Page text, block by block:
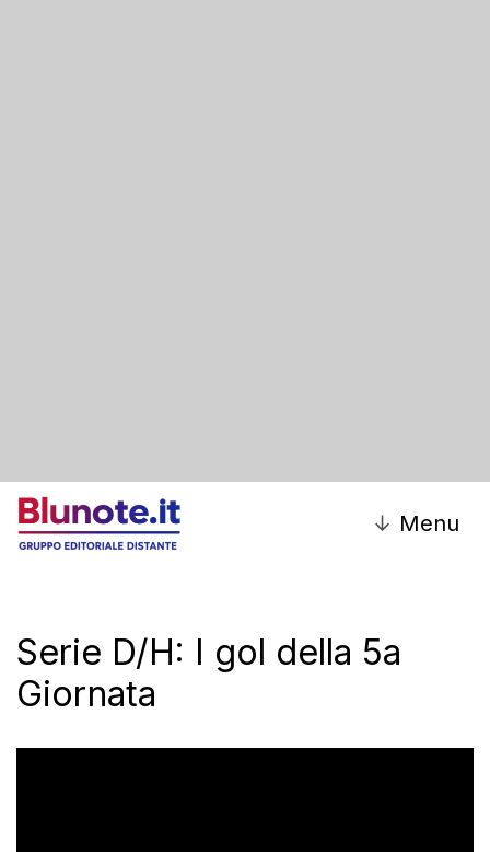
↓ Menu
Serie D/H: I gol della 5a
Giornata